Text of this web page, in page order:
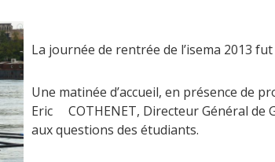
La journée de rentrée de l’isema 2013
Une matinée d’accueil, en présence de
Eric COTHENET, Directeur Général de
aux questions des étudiants.